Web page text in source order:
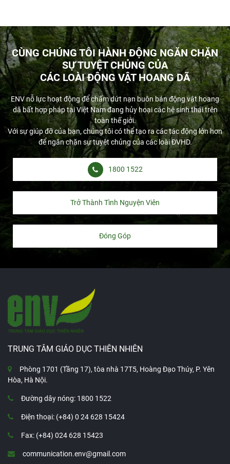
CÙNG CHÚNG TÔI HÀNH ĐỘNG NGĂN CHẶN
SỰ TUYỆT CHỦNG CỦA
CÁC LOÀI ĐỘNG VẬT HOANG DÃ
ENV nỗ lực hoạt động để chấm dứt nạn buôn bán động vật hoang
dã bất hợp pháp tại Việt Nam đang hủy hoại các hệ sinh thái trên
toàn thế giới.
Với sự giúp đỡ của bạn, chúng tôi có thể tạo ra các tác động lớn hơn
để ngăn chặn sự tuyệt chủng của các loài ĐVHD.
1800 1522
Trở Thành Tình Nguyện Viên
Đóng Góp
TRUNG TÂM GIÁO DỤC THIÊN NHIÊN
Phòng 1701 (Tầng 17), tòa nhà 17T5, Hoàng Đạo Thúy, P. Yên
Hòa, Hà Nội.
Đường dây nóng: 1800 1522
Điện thoại: (+84) 0 24 628 15424
Fax: (+84) 024 628 15423
communication.env@gmail.com